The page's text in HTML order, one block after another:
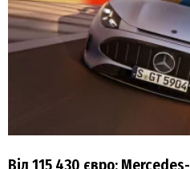
Від 115 430 євро: